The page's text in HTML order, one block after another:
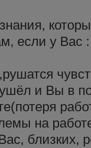
если у Вас :
и Вы в
на
близких,